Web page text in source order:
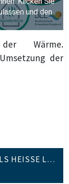
der Wärme.
der
HEISSE L…